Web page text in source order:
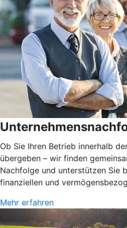
Ob Sie Ihren Betrieb innerhalb
übergeben – wir finden
Nachfolge und unterstützen Sie
finanziellen und
Mehr erfahren